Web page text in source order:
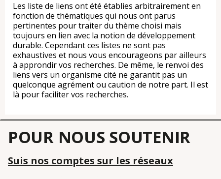
Les liste de liens ont été établies arbitrairement en
fonction de thématiques qui nous ont parus
pertinentes pour traiter du thème choisi mais
toujours en lien avec la notion de développement
durable. Cependant ces listes ne sont pas
exhaustives et nous vous encourageons par ailleurs
à approndir vos recherches. De même, le renvoi des
liens vers un organisme cité ne garantit pas un
quelconque agrément ou caution de notre part. Il est
là pour faciliter vos recherches.
POUR NOUS SOUTENIR
Suis nos comptes sur les réseaux